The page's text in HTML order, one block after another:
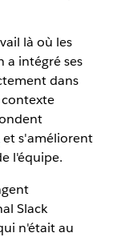
là où les
a intégré ses
dans
contexte
et s'améliorent
l'équipe.
Slack
n'était au